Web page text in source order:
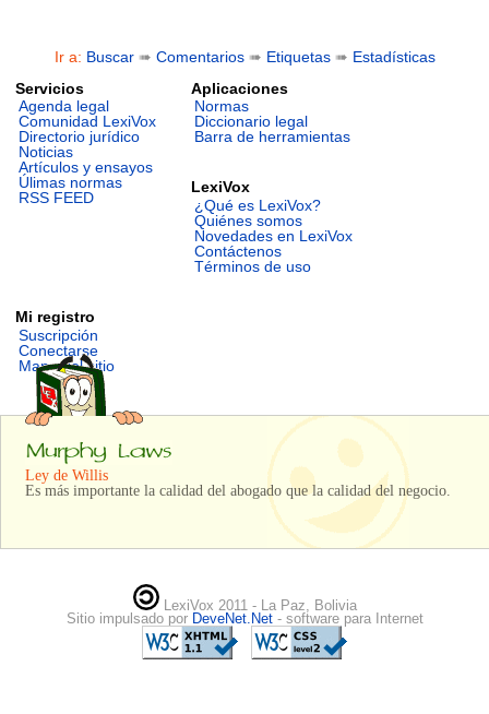
Ir a: Buscar➠ Comentarios➠ Etiquetas➠ Estadísticas
Servicios
Agenda legal
Comunidad LexiVox
Directorio jurídico
Noticias
Artículos y ensayos
Úlimas normas
RSS FEED
Aplicaciones
Normas
Diccionario legal
Barra de herramientas
LexiVox
¿Qué es LexiVox?
Quiénes somos
Novedades en LexiVox
Contáctenos
Términos de uso
Mi registro
Suscripción
Conectarse
Mapa del sitio
Ley de Willis
Es más importante la calidad del abogado que la calidad del negocio.
LexiVox 2011 - La Paz, Bolivia
Sitio impulsado por DeveNet.Net - software para Internet